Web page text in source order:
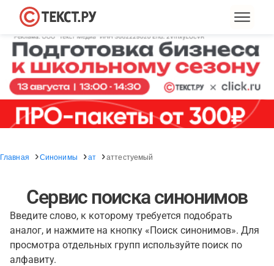
Главная Синонимы ат аттестуемый
Сервис поиска синонимов
Введите слово, к которому требуется подобрать
аналог, и нажмите на кнопку «Поиск синонимов». Для
просмотра отдельных групп используйте поиск по
алфавиту.